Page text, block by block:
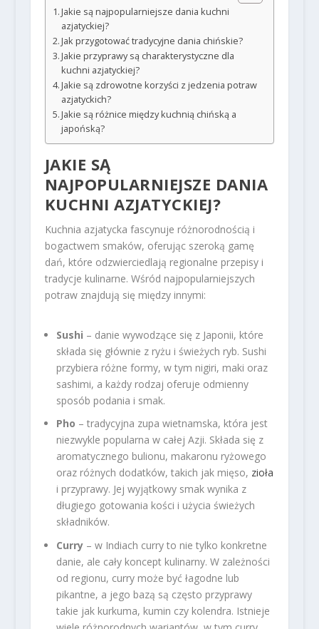
Jakie są najpopularniejsze dania kuchni
azjatyckiej?
Jak przygotować tradycyjne dania chińskie?
Jakie przyprawy są charakterystyczne dla
kuchni azjatyckiej?
Jakie są zdrowotne korzyści z jedzenia potraw
azjatyckich?
Jakie są różnice między kuchnią chińską a
japońską?
JAKIE SĄ
NAJPOPULARNIEJSZE DANIA
KUCHNI AZJATYCKIEJ?
Kuchnia azjatycka fascynuje różnorodnością i
bogactwem smaków, oferując szeroką gamę
dań, które odzwierciedlają regionalne przepisy i
tradycje kulinarne. Wśród najpopularniejszych
potraw znajdują się między innymi:
Sushi – danie wywodzące się z Japonii, które
składa się głównie z ryżu i świeżych ryb. Sushi
przybiera różne formy, w tym nigiri, maki oraz
sashimi, a każdy rodzaj oferuje odmienny
sposób podania i smak.
Pho – tradycyjna zupa wietnamska, która jest
niezwykle popularna w całej Azji. Składa się z
aromatycznego bulionu, makaronu ryżowego
oraz różnych dodatków, takich jak mięso, zioła
i przyprawy. Jej wyjątkowy smak wynika z
długiego gotowania kości i użycia świeżych
składników.
Curry– w Indiach curry to nie tylko konkretne
danie, ale cały koncept kulinarny. W zależności
od regionu, curry może być łagodne lub
pikantne, a jego bazą są często przyprawy
takie jak kurkuma, kumin czy kolendra. Istnieje